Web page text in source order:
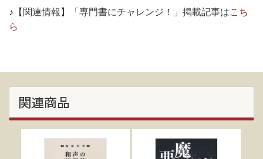
♪【関連情報】「専門書にチャレンジ！」掲載記事はこち
ら
関連商品